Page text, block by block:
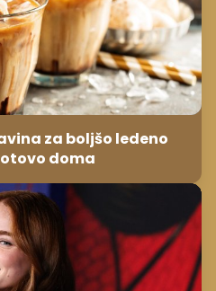
za boljšo ledeno
doma